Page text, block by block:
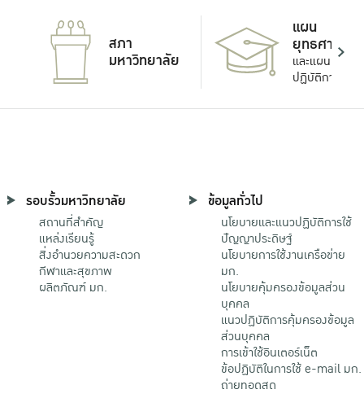
สภา
มหาวิทยาลัย
แผน
ยุทธศาสตร์
และแผน
ปฏิบัติการ
รอบรั้วมหาวิทยาลัย
สถานที่สำคัญ
แหล่งเรียนรู้
สิ่งอำนวยความสะดวก
กีฬาและสุขภาพ
ผลิตภัณฑ์ มก.
ข้อมูลทั่วไป
นโยบายและแนวปฏิบัติการใช้
ปัญญาประดิษฐ์
นโยบายการใช้งานเครือข่าย
มก.
นโยบายคุ้มครองข้อมูลส่วน
บุคคล
แนวปฏิบัติการคุ้มครองข้อมูล
ส่วนบุคคล
การเข้าใช้อินเตอร์เน็ต
ข้อปฏิบัติในการใช้ e-mail มก.
ถ่ายทอดสด